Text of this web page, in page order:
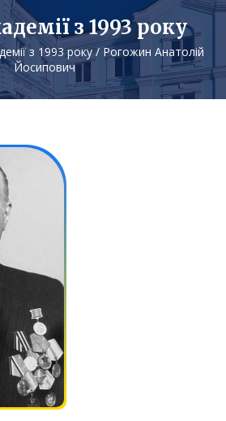
з 1993 року
з 1993 року/ Рогожин Анатолій
Йосипович